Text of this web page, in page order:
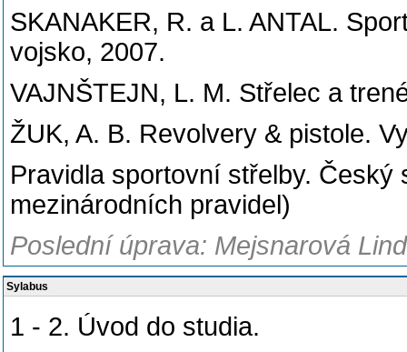
SKANAKER, R. a L. ANTAL.
vojsko, 2007.
VAJNŠTEJN, L. M. Střelec a
ŽUK, A. B. Revolvery & pistole.
Pravidla sportovní střelby.
mezinárodních pravidel)
Poslední úprava: Mejsnarová
Sylabus
1 - 2. Úvod do studia.